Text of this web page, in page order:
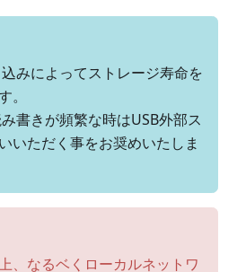
みによってストレージ寿命を
。
書きが頻繁な時はUSB外部ス
いただく事をお奨めいたしま
、なるベくローカルネットワ